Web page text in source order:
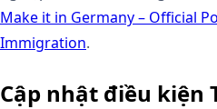
Make it in Germany – Official
Immigration.
Cập nhật điều kiện